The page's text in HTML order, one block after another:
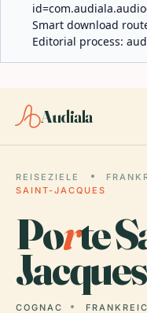
Smart download
Editorial process:
Audiala
REISEZIELE
SAINT-JACQUES
Porte
COGNAC